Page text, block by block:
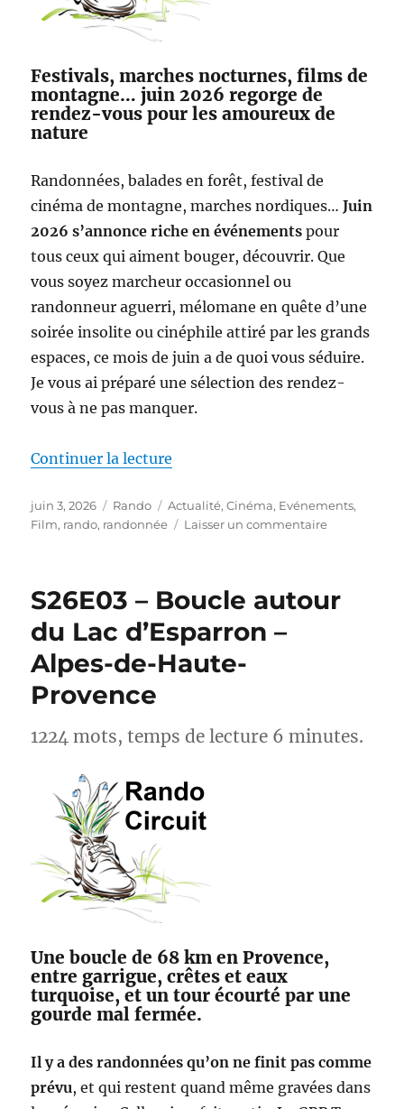
Festivals, marches nocturnes, films de
montagne… juin 2026 regorge de
rendez-vous pour les amoureux de
nature
Randonnées, balades en forêt, festival de
cinéma de montagne, marches nordiques…Juin
2026 s’annonce riche en événements pour
tous ceux qui aiment bouger, découvrir. Que
vous soyez marcheur occasionnel ou
randonneur aguerri, mélomane en quête d’une
soirée insolite ou cinéphile attiré par les grands
espaces, ce mois de juin a de quoi vous séduire.
Je vous ai préparé une sélection des rendez-
vous à ne pas manquer.
Continuer la lecture
Publié
le
juin 3, 2026 Catégories
Rando Étiquettes
Actualité,Cinéma, Evénements,
Film, rando, randonnée Laisser un commentairesur
mois-
S26E03 – Boucle autour
du Lac d’Esparron –
Alpes-de-Haute-
Provence
1224 mots, temps de lecture 6 minutes.
Une boucle de 68 km en Provence,
entre garrigue, crêtes et eaux
turquoise, et un tour écourté par une
gourde mal fermée.
Il y a des randonnées qu’on ne finit pas comme
prévu, et qui restent quand même gravées dans